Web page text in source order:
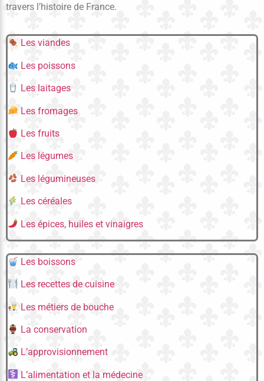
travers l’histoire de France.
Les viandes
Les poissons
Les laitages
Les fromages
Les fruits
Les légumes
Les légumineuses
Les céréales
Les épices, huiles et vinaigres
Les boissons
Les recettes de cuisine
Les métiers de bouche
La conservation
L’approvisionnement
L’alimentation et la médecine